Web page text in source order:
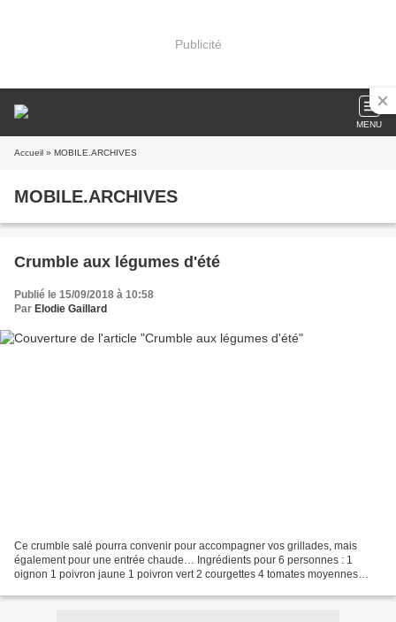
Publicité
MENU
Accueil » MOBILE.ARCHIVES
MOBILE.ARCHIVES
Crumble aux légumes d'été
Publié le 15/09/2018 à 10:58
Par Elodie Gaillard
Ce crumble salé pourra convenir pour accompagner vos grillades, mais
également pour une entrée chaude… Ingrédients pour 6 personnes : 1
oignon 1 poivron jaune 1 poivron vert 2 courgettes 4 tomates moyennes